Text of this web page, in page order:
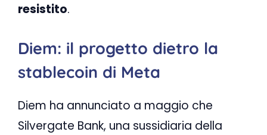
resistito.
Diem: il progetto dietro la
stablecoin di Meta
Diem ha annunciato a maggio che
Silvergate Bank, una sussidiaria della